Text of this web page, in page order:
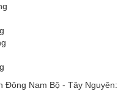
Đông Nam Bộ - Tây Nguyên: